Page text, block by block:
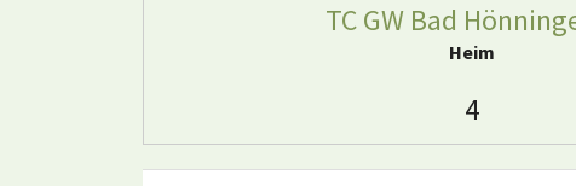
TC GW Bad
Heim
4